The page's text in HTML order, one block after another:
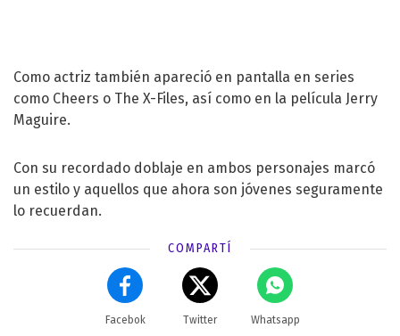
Como actriz también apareció en pantalla en series
como Cheers o The X-Files, así como en la película Jerry
Maguire.
Con su recordado doblaje en ambos personajes marcó
un estilo y aquellos que ahora son jóvenes seguramente
lo recuerdan.
COMPARTÍ
Facebok Twitter Whatsapp